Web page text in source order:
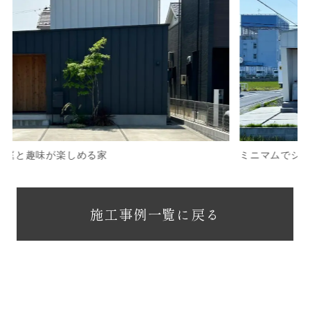
味が楽しめる家 ミニマムでシンプ
施工事例一覧に戻る